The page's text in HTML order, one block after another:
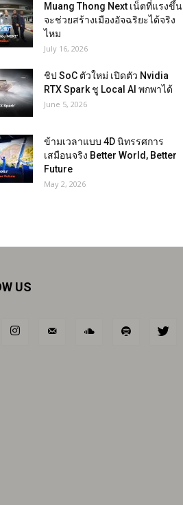
Muang Thong Next เน็ตที่แรงขึ้น
จะช่วยสร้างเมืองอัจฉริยะได้จริง
ไหม
July 16, 2026
ชิป SoC ตัวใหม่ เปิดตัว Nvidia
RTX Spark ชู Local AI พกพาได้
June 5, 2026
ข้ามเวลาแบบ 4D นิทรรศการ
เสมือนจริง Better World, Better
Future
May 2, 2026
US